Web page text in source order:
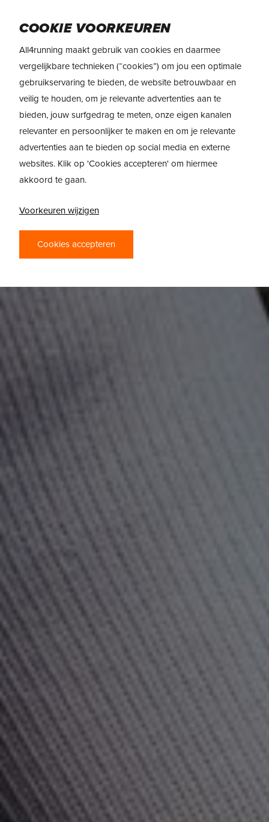
COOKIE VOORKEUREN
All4running maakt gebruik van cookies en daarmee
vergelijkbare technieken (“cookies”) om jou een optimale
gebruikservaring te bieden, de website betrouwbaar en
veilig te houden, om je relevante advertenties aan te
bieden, jouw surfgedrag te meten, onze eigen kanalen
relevanter en persoonlijker te maken en om je relevante
advertenties aan te bieden op social media en externe
websites. Klik op 'Cookies accepteren' om hiermee
akkoord te gaan.
Voorkeuren wijzigen
Cookies accepteren